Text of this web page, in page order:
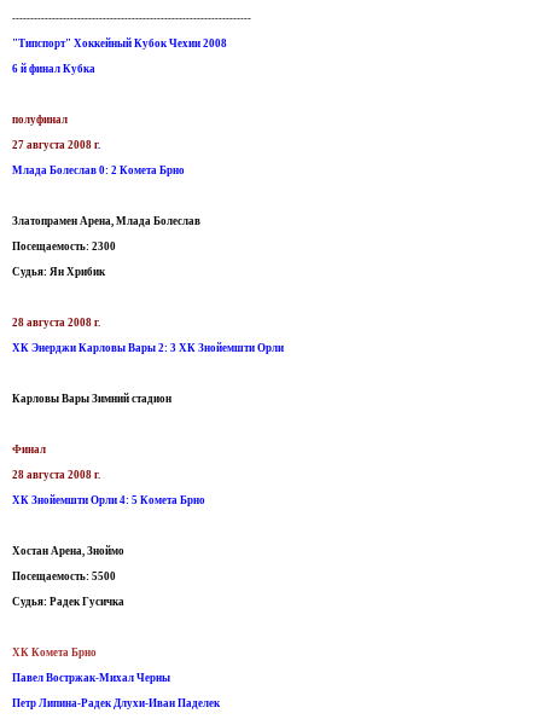
------------------------------------------------------------------
"Типспорт" Хоккейный Кубок Чехии 2008
6 й финал Кубка
полуфинал
27 августа 2008 г.
Млада Болеслав 0: 2 Комета Брно
Златопрамен Арена, Млада Болеслав
Посещаемость: 2300
Судья: Ян Хрибик
28 августа 2008 г.
ХК Энерджи Карловы Вары 2: 3 ХК Знойемшти Орли
Карловы Вары Зимний стадион
Финал
28 августа 2008 г.
ХК Знойемшти Орли 4: 5 Комета Брно
Хостан Aренa, Зноймо
Посещаемость: 5500
Судья: Радек Гусичка
ХК Комета Брно
Павел Востржак-Михал Черны
Петр Липина-Радек Длухи-Иван Паделек